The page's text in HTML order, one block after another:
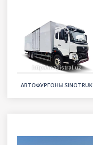
АВТОФУРГОНЫ SINOTRUK